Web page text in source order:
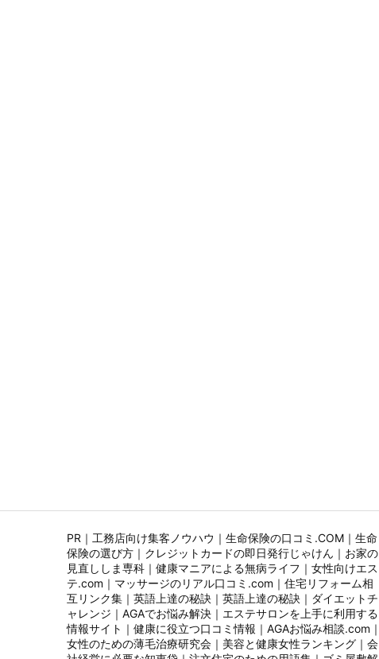
PR｜ 工務店向け集客ノウハウ ｜ 生命保険の口コミ.COM｜ 生命
保険の選び方｜ クレジットカードの即日発行じゃけん ｜ お家の
見直ししま専科｜ 健康マニアによる無病ライフ ｜ 女性向けエス
テ.com ｜ マッサージのリアル口コミ.com ｜ 住宅リフォーム相
互リンク集｜ 英語上達の秘訣｜ 英語上達の秘訣｜ ダイエットチ
ャレンジ ｜ AGAでお悩み解決｜ エステサロンを上手に利用する
情報サイト ｜ 健康に役立つ口コミ情報 ｜ AGAお悩み相談.com ｜
女性のための薄毛治療研究会｜ 美容と健康女性ランキング｜ 会